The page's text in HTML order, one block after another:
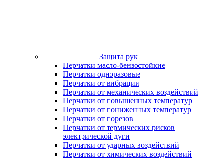
Защита рук
Перчатки масло-бензостойкие
Перчатки одноразовые
Перчатки от вибрации
Перчатки от механических воздействий
Перчатки от повышенных температур
Перчатки от пониженных температур
Перчатки от порезов
Перчатки от термических рисков
электрической дуги
Перчатки от ударных воздействий
Перчатки от химических воздействий